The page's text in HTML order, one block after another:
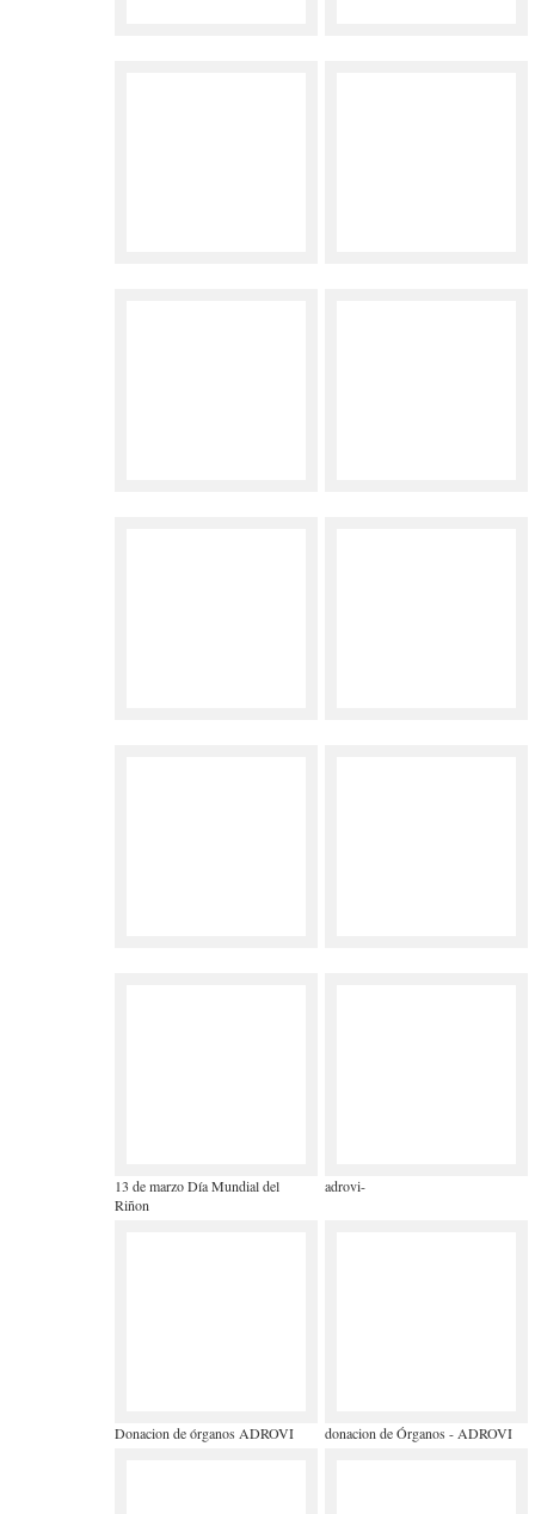
13 de marzo Día Mundial del
Riñon
adrovi-
Donacion de órganos ADROVI donacion de Órganos - ADROVI